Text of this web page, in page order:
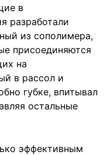
в
разработали
из сополимера,
присоединяются
на
в рассол и
губке, впитывал
остальные
эффективным